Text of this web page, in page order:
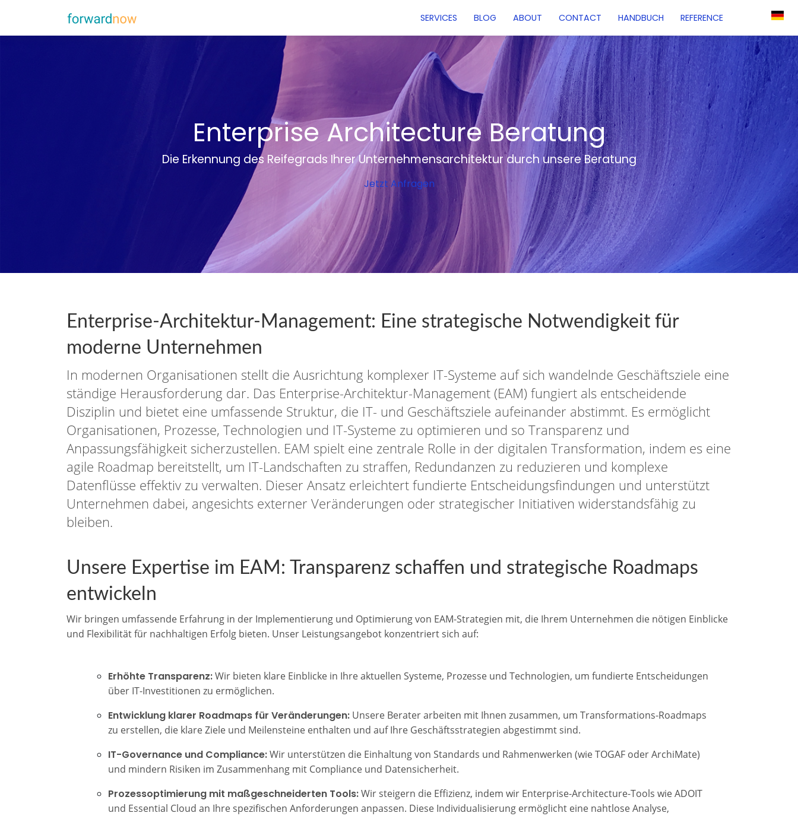
SERVICES BLOG ABOUT CONTACT HANDBUCH REFERENCE
Enterprise Architecture Beratung
Die Erkennung des Reifegrads Ihrer Unternehmensarchitektur durch unsere Beratung
Jetzt Anfragen
Enterprise-Architektur-Management: Eine strategische Notwendigkeit für
moderne Unternehmen
In modernen Organisationen stellt die Ausrichtung komplexer IT-Systeme auf sich wandelnde Geschäftsziele eine
ständige Herausforderung dar. Das Enterprise-Architektur-Management (EAM) fungiert als entscheidende
Disziplin und bietet eine umfassende Struktur, die IT- und Geschäftsziele aufeinander abstimmt. Es ermöglicht
Organisationen, Prozesse, Technologien und IT-Systeme zu optimieren und so Transparenz und
Anpassungsfähigkeit sicherzustellen. EAM spielt eine zentrale Rolle in der digitalen Transformation, indem es eine
agile Roadmap bereitstellt, um IT-Landschaften zu straffen, Redundanzen zu reduzieren und komplexe
Datenflüsse effektiv zu verwalten. Dieser Ansatz erleichtert fundierte Entscheidungsfindungen und unterstützt
Unternehmen dabei, angesichts externer Veränderungen oder strategischer Initiativen widerstandsfähig zu
bleiben.
Unsere Expertise im EAM: Transparenz schaffen und strategische Roadmaps
entwickeln
Wir bringen umfassende Erfahrung in der Implementierung und Optimierung von EAM-Strategien mit, die Ihrem Unternehmen die nötigen Einblicke
und Flexibilität für nachhaltigen Erfolg bieten. Unser Leistungsangebot konzentriert sich auf:
Erhöhte Transparenz:Wir bieten klare Einblicke in Ihre aktuellen Systeme, Prozesse und Technologien, um fundierte Entscheidungen
über IT-Investitionen zu ermöglichen.
Entwicklung klarer Roadmaps für Veränderungen: Unsere Berater arbeiten mit Ihnen zusammen, um Transformations-Roadmaps
zu erstellen, die klare Ziele und Meilensteine enthalten und auf Ihre Geschäftsstrategien abgestimmt sind.
IT-Governance und Compliance:Wir unterstützen die Einhaltung von Standards und Rahmenwerken (wie TOGAF oder ArchiMate)
und mindern Risiken im Zusammenhang mit Compliance und Datensicherheit.
Prozessoptimierung mit maßgeschneiderten Tools:Wir steigern die Effizienz, indem wir Enterprise-Architecture-Tools wie ADOIT
und Essential Cloud an Ihre spezifischen Anforderungen anpassen. Diese Individualisierung ermöglicht eine nahtlose Analyse,